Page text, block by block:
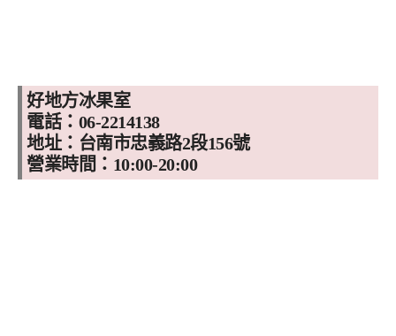
好地方冰果室
電話：06-2214138
地址：台南市忠義路2段156號
營業時間：10:00-20:00